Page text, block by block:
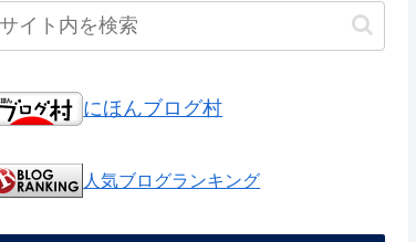
にほんブログ村
人気ブログランキング